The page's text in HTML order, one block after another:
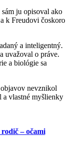
ju opisoval ako
k Freudovi čoskoro
a inteligentný.
uvažoval o práve.
a biológie sa
nevznikol
a vlastné myšlienky
– očami